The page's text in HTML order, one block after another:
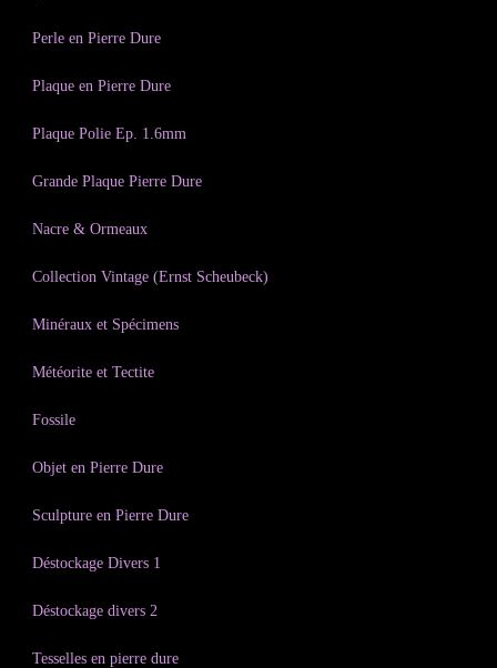
Perle en Pierre Dure
Plaque en Pierre Dure
Plaque Polie Ep. 1.6mm
Grande Plaque Pierre Dure
Nacre & Ormeaux
Collection Vintage (Ernst Scheubeck)
Minéraux et Spécimens
Météorite et Tectite
Fossile
Objet en Pierre Dure
Sculpture en Pierre Dure
Déstockage Divers 1
Déstockage divers 2
Tesselles en pierre dure